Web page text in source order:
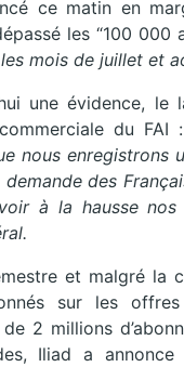
ce matin en
les “100
mois de juillet et
une évidence,
du FAI :
nous
demande des
à la hausse
et malgré la
sur les
2 millions
Iliad a